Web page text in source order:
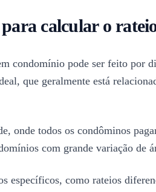
calcular o
condomínio pode ser feito por
que geralmente está
onde todos os condôminos
com grande variação de
específicos, como rateios